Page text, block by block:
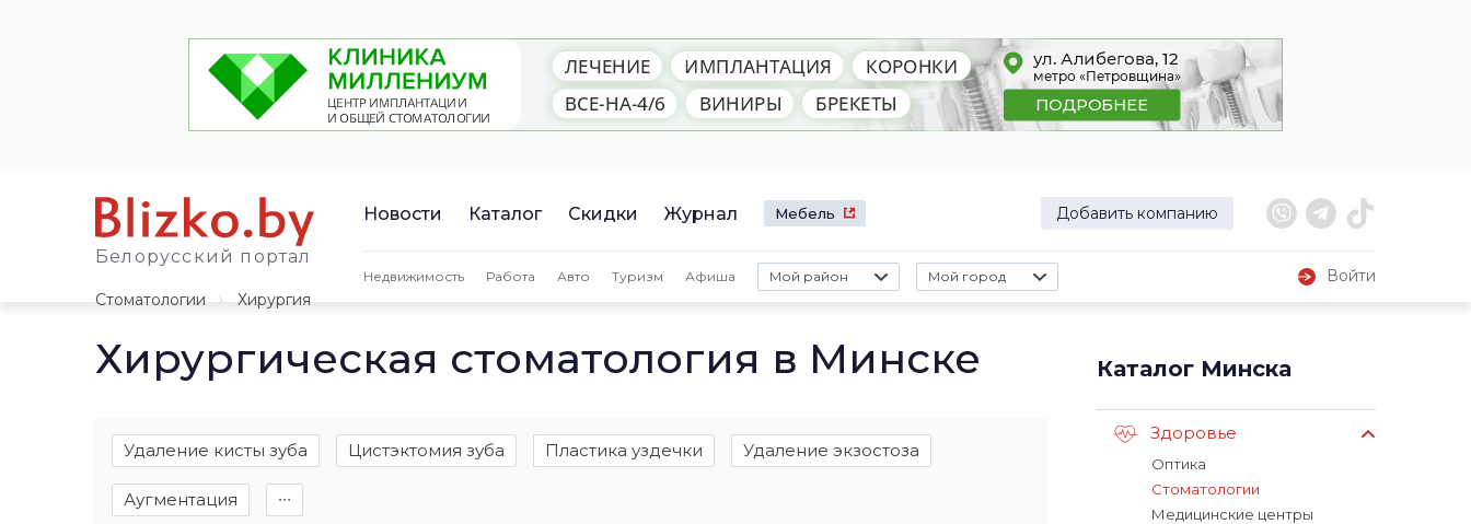
Белорусский портал
Новости Каталог Скидки Журнал Мебель Добавить компанию
Недвижимость Работа Авто Туризм Афиша Мой район Мой город
Войти
Стоматологии
Хирургия
Хирургическая стоматология в Минске
Удаление кисты зуба Цистэктомия зуба Пластика уздечки Удаление экзостоза
Аугментация ∙∙∙
Каталог Минска
Здоровье
Оптика
Стоматологии
Медицинские центры